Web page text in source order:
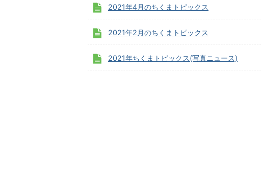
2021年4月のちくまトピックス
2021年2月のちくまトピックス
2021年ちくまトピックス(写真ニュース)